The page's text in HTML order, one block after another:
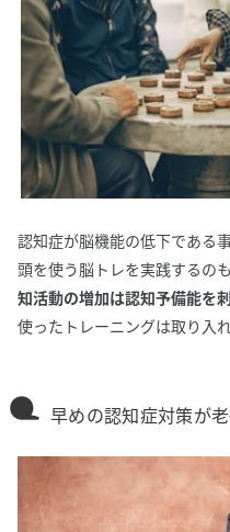
認知症が脳機能の低下である
頭を使う脳トレを実践するの
知活動の増加は認知予備能を
使ったトレーニングは取り入
早めの認知症対策が